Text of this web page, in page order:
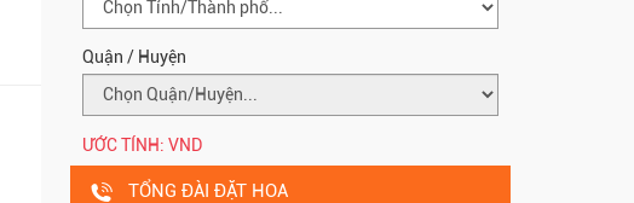
Quận / Huyện
ƯỚC TÍNH: VND
TỔNG ĐÀI ĐẶT HOA